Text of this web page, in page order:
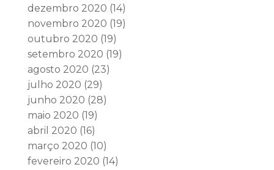
dezembro 2020 (14)
novembro 2020 (19)
outubro 2020 (19)
setembro 2020 (19)
agosto 2020 (23)
julho 2020 (29)
junho 2020 (28)
maio 2020 (19)
abril 2020 (16)
março 2020 (10)
fevereiro 2020 (14)